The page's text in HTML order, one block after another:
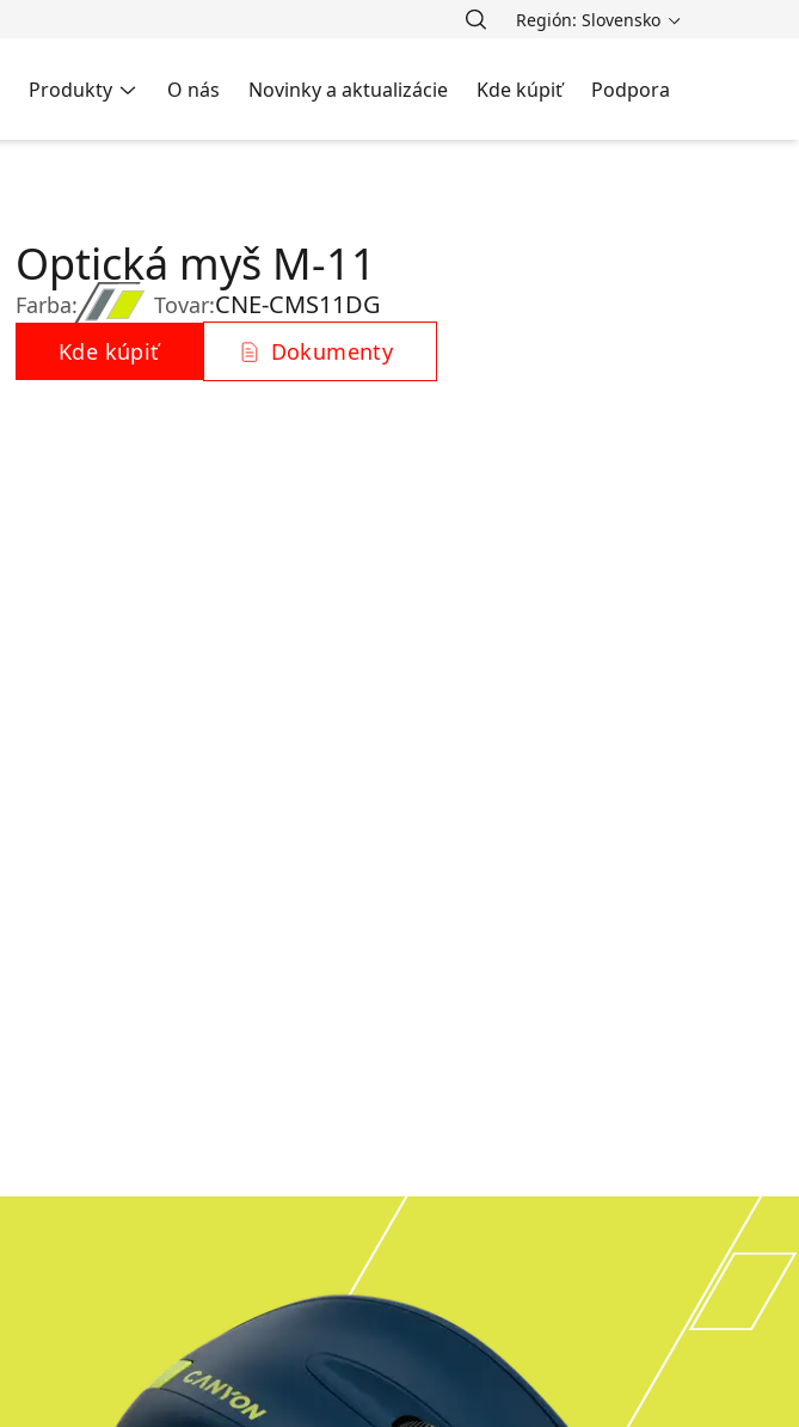
Región: Slovensko
Produkty O nás Novinky a aktualizácie Kde kúpiť Podpora
Farba:
Optická myš M-11
Tovar:CNE-CMS11DG
Kde kúpiť Dokumenty